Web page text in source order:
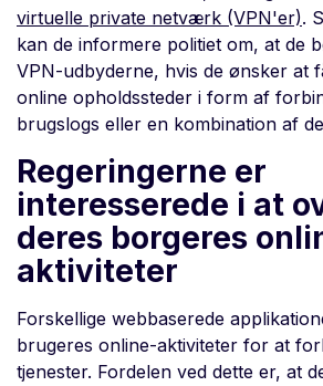
virtuelle private netværk (VPN'er).
kan de informere politiet om, at de
VPN-udbyderne, hvis de ønsker at
online opholdssteder i form af
brugslogs eller en kombination af
Regeringerne er
interesserede i at
deres borgeres
aktiviteter
Forskellige webbaserede
brugeres online-aktiviteter for at
tjenester. Fordelen ved dette er, at